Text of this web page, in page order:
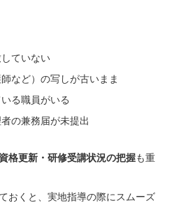
ていない
など）の写しが古いまま
る職員がいる
の兼務届が未提出
資格更新・研修受講状況の把握も重
おくと、実地指導の際にスムーズ